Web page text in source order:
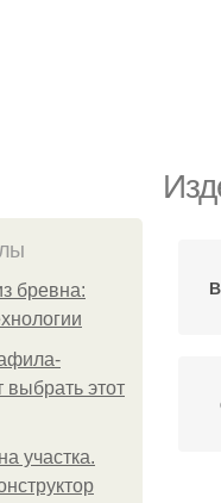
бревна:
выбрать этот
участка.